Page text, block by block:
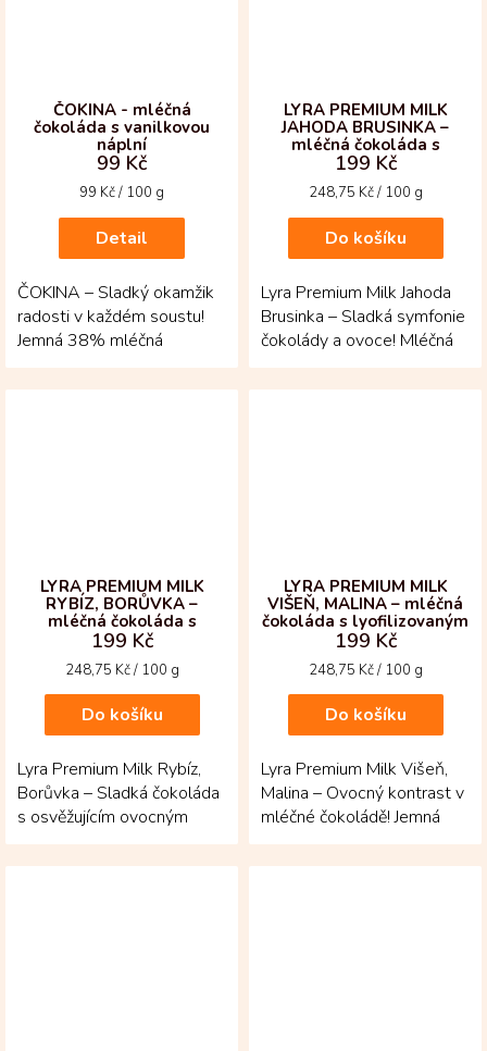
ČOKINA - mléčná
čokoláda s vanilkovou
náplní
99 Kč
Měrná
99 Kč / 100 g
Detail
ČOKINA – Sladký okamžik
radosti v každém soustu!
Jemná 38% mléčná
čokoláda se snoubí s
krémovou vanilkovou náplní
LYRA PREMIUM MILK
JAHODA BRUSINKA –
mléčná čokoláda s
lyofilizovaným ovocem
199 Kč
Měrná
248,75 Kč / 100 g
Do košíku
Lyra Premium Milk Jahoda
Brusinka – Sladká symfonie
čokolády a ovoce! Mléčná
čokoláda z Jižní Ameriky se
snoubí s...
LYRA PREMIUM MILK
RYBÍZ, BORŮVKA –
mléčná čokoláda s
lyofilizovaným ovocem
199 Kč
Měrná
248,75 Kč / 100 g
Do košíku
Lyra Premium Milk Rybíz,
Borůvka – Sladká čokoláda
s osvěžujícím ovocným
kontrastem! Mléčná tabulka
z Jižní Ameriky...
LYRA PREMIUM MILK
VIŠEŇ, MALINA – mléčná
čokoláda s lyofilizovaným
ovocem
199 Kč
Měrná
248,75 Kč / 100 g
Do košíku
Lyra Premium Milk Višeň,
Malina – Ovocný kontrast v
mléčné čokoládě! Jemná
tabulka z Jižní Ameriky je
posypaná...